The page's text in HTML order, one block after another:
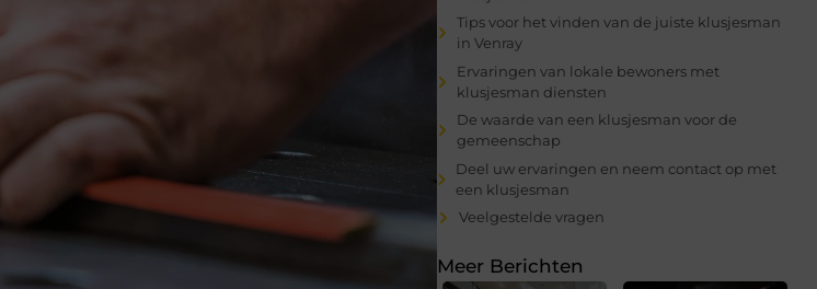
Tips voor het vinden van de juiste klusjesman
in Venray
Ervaringen van lokale bewoners met
klusjesman diensten
De waarde van een klusjesman voor de
gemeenschap
Deel uw ervaringen en neem contact op met
een klusjesman
Veelgestelde vragen
Meer Berichten